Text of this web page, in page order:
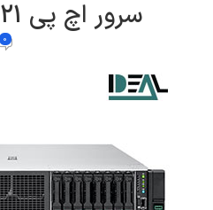
سرور اچ پی P55246-B21
0